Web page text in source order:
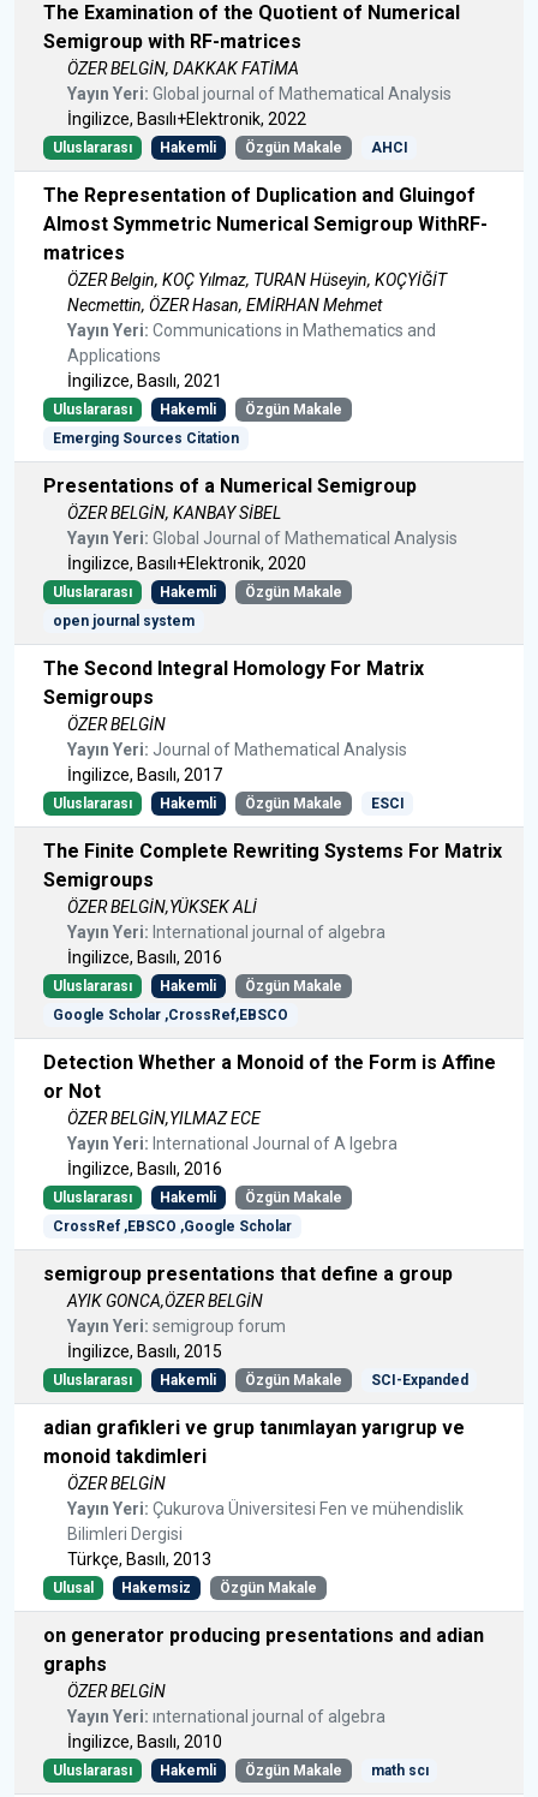
The Examination of the Quotient of Numerical
Semigroup with RF-matrices
ÖZER BELGİN, DAKKAK FATİMA
Yayın Yeri: Global journal of Mathematical Analysis
İngilizce, Basılı+Elektronik, 2022
Uluslararası Hakemli Özgün Makale AHCI
The Representation of Duplication and Gluingof
Almost Symmetric Numerical Semigroup WithRF-
matrices
ÖZER Belgin, KOÇ Yılmaz, TURAN Hüseyin, KOÇYİĞİT
Necmettin, ÖZER Hasan, EMİRHAN Mehmet
Yayın Yeri: Communications in Mathematics and
Applications
İngilizce, Basılı, 2021
Uluslararası Hakemli
Özgün Makale
Emerging Sources Citation
Presentations of a Numerical Semigroup
ÖZER BELGİN, KANBAY SİBEL
Yayın Yeri: Global Journal of Mathematical Analysis
İngilizce, Basılı+Elektronik, 2020
Uluslararası Hakemli
Özgün Makale
open journal system
The Second Integral Homology For Matrix
Semigroups
ÖZER BELGİN
Yayın Yeri: Journal of Mathematical Analysis
İngilizce, Basılı, 2017
Uluslararası Hakemli Özgün Makale ESCI
The Finite Complete Rewriting Systems For Matrix
Semigroups
ÖZER BELGİN,YÜKSEK ALİ
Yayın Yeri: International journal of algebra
İngilizce, Basılı, 2016
Uluslararası Hakemli
Özgün Makale
Google Scholar ,CrossRef,EBSCO
Detection Whether a Monoid of the Form is Affine
or Not
ÖZER BELGİN,YILMAZ ECE
Yayın Yeri: International Journal of A lgebra
İngilizce, Basılı, 2016
Uluslararası Hakemli
Özgün Makale
CrossRef ,EBSCO ,Google Scholar
semigroup presentations that define a group
AYIK GONCA,ÖZER BELGİN
Yayın Yeri: semigroup forum
İngilizce, Basılı, 2015
Uluslararası Hakemli Özgün Makale SCI-Expanded
adian grafikleri ve grup tanımlayan yarıgrup ve
monoid takdimleri
ÖZER BELGİN
Yayın Yeri: Çukurova Üniversitesi Fen ve mühendislik
Bilimleri Dergisi
Türkçe, Basılı, 2013
Ulusal Hakemsiz Özgün Makale
on generator producing presentations and adian
graphs
ÖZER BELGİN
Yayın Yeri: ınternational journal of algebra
İngilizce, Basılı, 2010
Uluslararası Hakemli Özgün Makale math scı